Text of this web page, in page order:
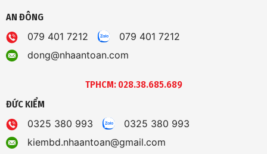
AN ĐÔNG
079 401 7212
079 401 7212
dong@nhaantoan.com
TPHCM: 028.38.685.689
ĐỨC KIỂM
0325 380 993
0325 380 993
kiembd.nhaantoan@gmail.com